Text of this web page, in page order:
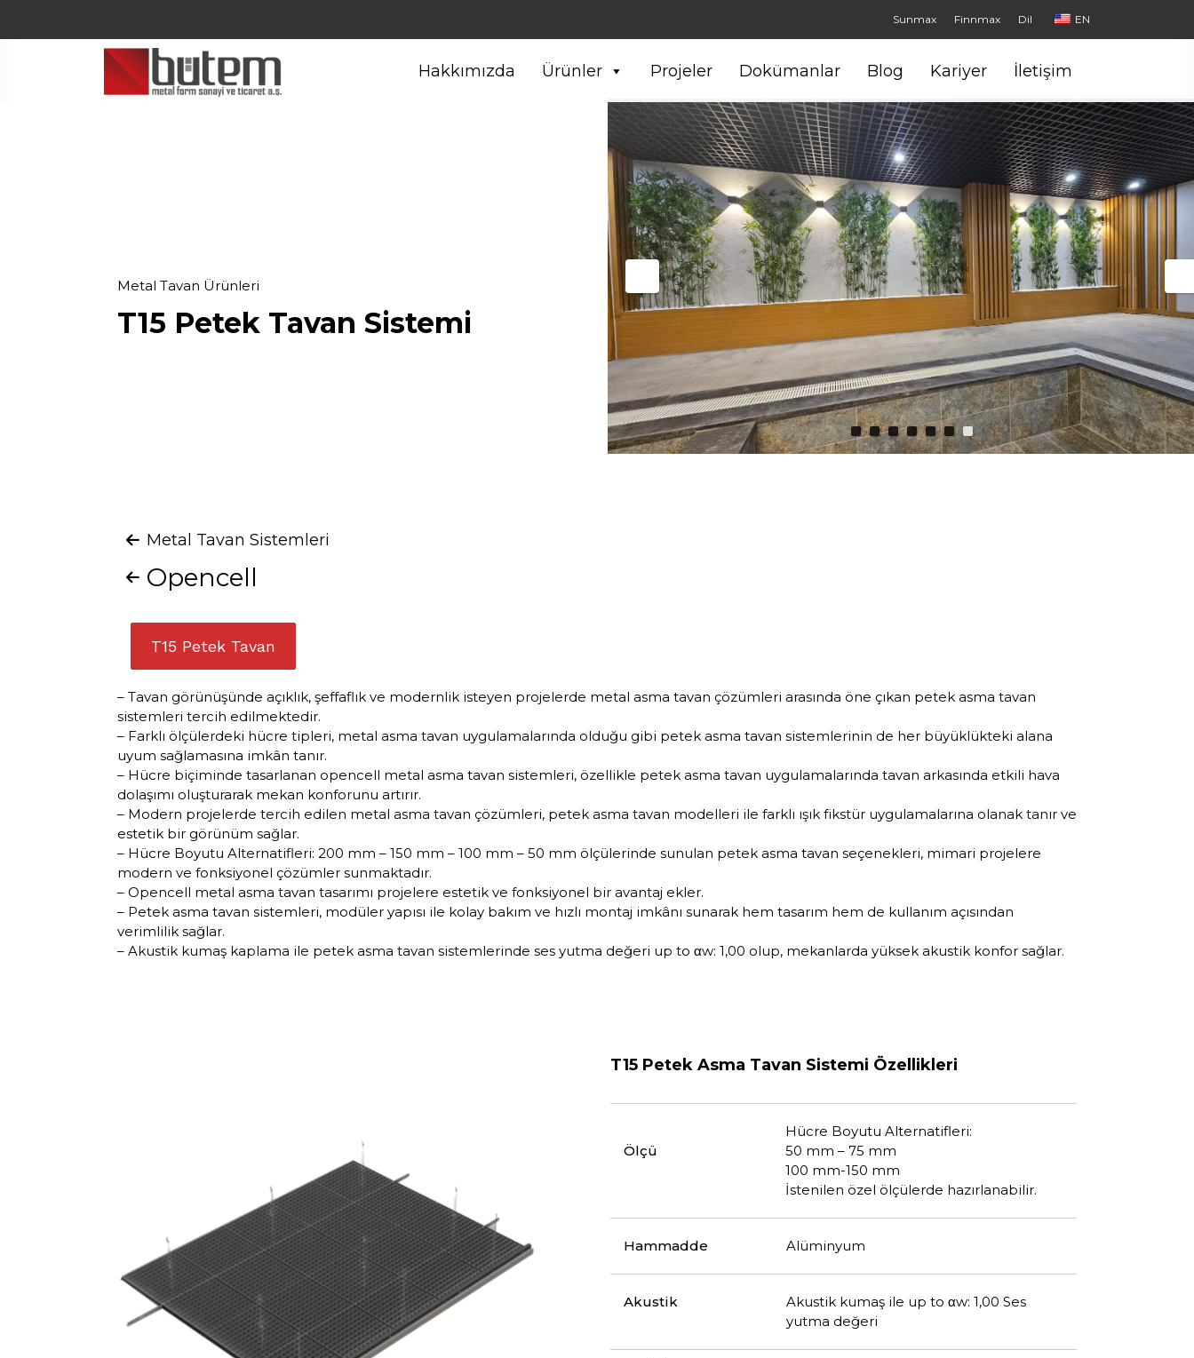
Sunmax Finnmax Dil EN
Hakkımızda Ürünler Projeler Dokümanlar Blog Kariyer İletişim
Metal Tavan Ürünleri
T15 Petek Tavan Sistemi
Metal Tavan Sistemleri
Opencell
T15 Petek Tavan
– Tavan görünüşünde açıklık, şeffaflık ve modernlik isteyen projelerde metal asma tavan çözümleri arasında öne çıkan petek asma tavan
sistemleri tercih edilmektedir.
– Farklı ölçülerdeki hücre tipleri, metal asma tavan uygulamalarında olduğu gibi petek asma tavan sistemlerinin de her büyüklükteki alana
uyum sağlamasına imkân tanır.
– Hücre biçiminde tasarlanan opencell metal asma tavan sistemleri, özellikle petek asma tavan uygulamalarında tavan arkasında etkili hava
dolaşımı oluşturarak mekan konforunu artırır.
– Modern projelerde tercih edilen metal asma tavan çözümleri, petek asma tavan modelleri ile farklı ışık fikstür uygulamalarına olanak tanır ve
estetik bir görünüm sağlar.
– Hücre Boyutu Alternatifleri: 200 mm – 150 mm – 100 mm – 50 mm ölçülerinde sunulan petek asma tavan seçenekleri, mimari projelere
modern ve fonksiyonel çözümler sunmaktadır.
– Opencell metal asma tavan tasarımı projelere estetik ve fonksiyonel bir avantaj ekler.
– Petek asma tavan sistemleri, modüler yapısı ile kolay bakım ve hızlı montaj imkânı sunarak hem tasarım hem de kullanım açısından
verimlilik sağlar.
– Akustik kumaş kaplama ile petek asma tavan sistemlerinde ses yutma değeri up to αw: 1,00 olup, mekanlarda yüksek akustik konfor sağlar.
T15 Petek Asma Tavan Sistemi Özellikleri
Ölçü
Hücre Boyutu Alternatifleri:
50 mm – 75 mm
100 mm-150 mm
İstenilen özel ölçülerde hazırlanabilir.
Hammadde Alüminyum
Akustik
Akustik kumaş ile up to αw: 1,00 Ses
yutma değeri